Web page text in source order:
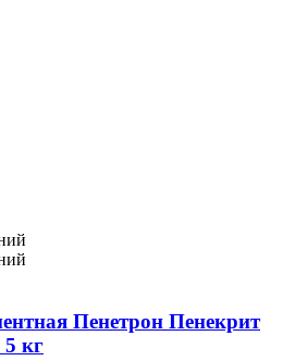
Пенетрон Пенекрит
кг